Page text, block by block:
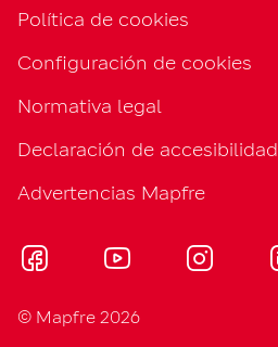
Política de cookies
Configuración de cookies
Normativa legal
Declaración de accesibilidad
Advertencias Mapfre
© Mapfre 2026